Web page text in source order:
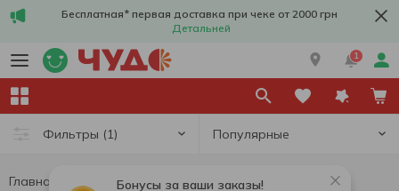
Бесплатная* первая доставка при чеке от 2000 грн
Детальней
1
Фильтры (1) Популярные
Бонусы за ваши заказы!
Главная Алкоголь Вино Вино Borghesia